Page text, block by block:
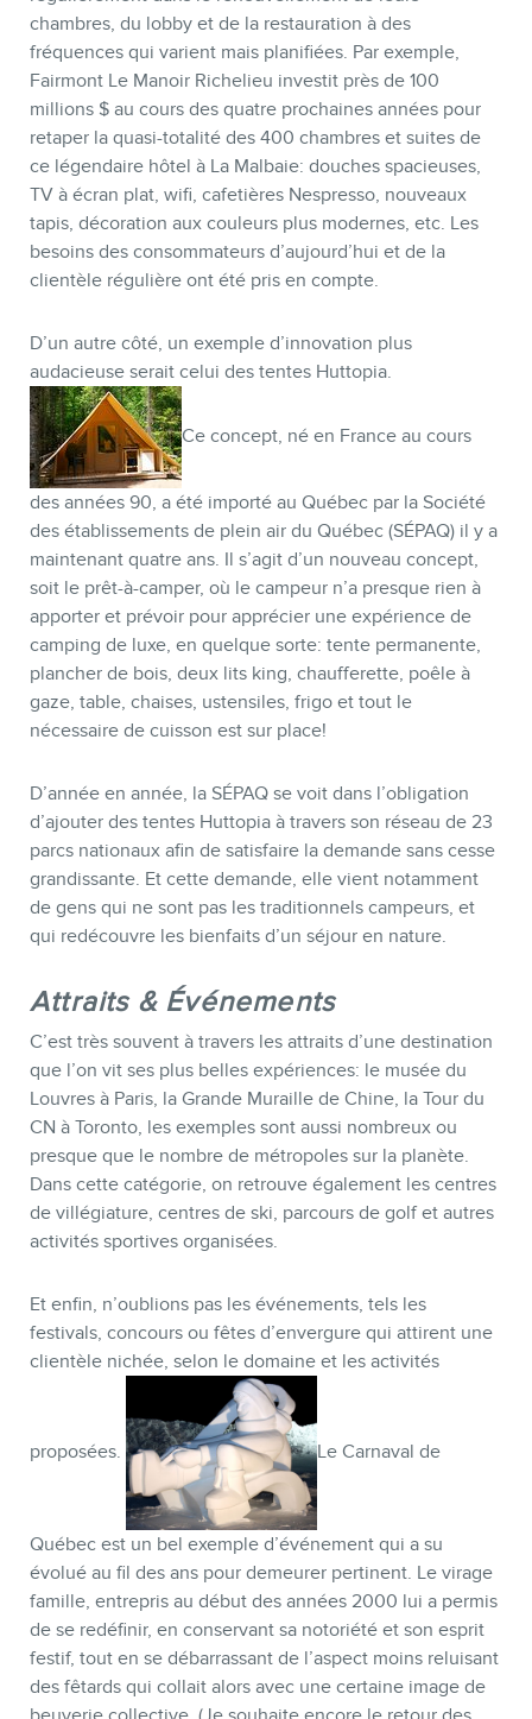
INFOLETTRE
chambres, du lobby et de la restauration à des
fréquences qui varient mais planifiées. Par exemple,
Fairmont Le Manoir Richelieu investit près de 100
millions $ au cours des quatre prochaines années pour
retaper la quasi-totalité des 400 chambres et suites de
ce légendaire hôtel à La Malbaie: douches spacieuses,
TV à écran plat, wifi, cafetières Nespresso, nouveaux
tapis, décoration aux couleurs plus modernes, etc. Les
besoins des consommateurs d’aujourd’hui et de la
clientèle régulière ont été pris en compte.
D’un autre côté, un exemple d’innovation plus
audacieuse serait celui des tentes Huttopia.
Ce concept, né en France au cours
des années 90, a été importé au Québec par la Société
des établissements de plein air du Québec (SÉPAQ) il y a
maintenant quatre ans. Il s’agit d’un nouveau concept,
soit le prêt-à-camper, où le campeur n’a presque rien à
apporter et prévoir pour apprécier une expérience de
camping de luxe, en quelque sorte: tente permanente,
plancher de bois, deux lits king, chaufferette, poêle à
gaze, table, chaises, ustensiles, frigo et tout le
nécessaire de cuisson est sur place!
D’année en année, la SÉPAQ se voit dans l’obligation
d’ajouter des tentes Huttopia à travers son réseau de 23
parcs nationaux afin de satisfaire la demande sans cesse
grandissante. Et cette demande, elle vient notamment
de gens qui ne sont pas les traditionnels campeurs, et
qui redécouvre les bienfaits d’un séjour en nature.
Attraits & Événements
C’est très souvent à travers les attraits d’une destination
que l’on vit ses plus belles expériences: le musée du
Louvres à Paris, la Grande Muraille de Chine, la Tour du
CN à Toronto, les exemples sont aussi nombreux ou
presque que le nombre de métropoles sur la planète.
Dans cette catégorie, on retrouve également les centres
de villégiature, centres de ski, parcours de golf et autres
activités sportives organisées.
Et enfin, n’oublions pas les événements, tels les
festivals, concours ou fêtes d’envergure qui attirent une
clientèle nichée, selon le domaine et les activités
proposées. Le Carnaval de
Québec est un bel exemple d’événement qui a su
évolué au fil des ans pour demeurer pertinent. Le virage
famille, entrepris au début des années 2000 lui a permis
de se redéfinir, en conservant sa notoriété et son esprit
festif, tout en se débarrassant de l’aspect moins reluisant
des fêtards qui collait alors avec une certaine image de